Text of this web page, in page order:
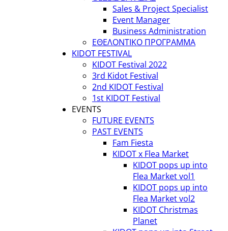
Sales & Project Specialist
Event Manager
Business Administration
ΕΘΕΛΟΝΤΙΚΟ ΠΡΟΓΡΑΜΜΑ
KIDOT FESTIVAL
KIDOT Festival 2022
3rd Kidot Festival
2nd KIDOT Festival
1st KIDOT Festival
EVENTS
FUTURE EVENTS
PAST EVENTS
Fam Fiesta
KIDOT x Flea Market
KIDOT pops up into
Flea Market vol1
KIDOT pops up into
Flea Market vol2
KIDOT Christmas
Planet